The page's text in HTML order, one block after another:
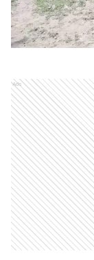
Ads